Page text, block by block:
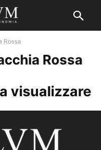
Rossa
Rossa
visualizzare